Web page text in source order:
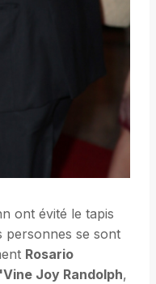
ont évité le tapis
personnes se sont
Rosario
Joy Randolph,